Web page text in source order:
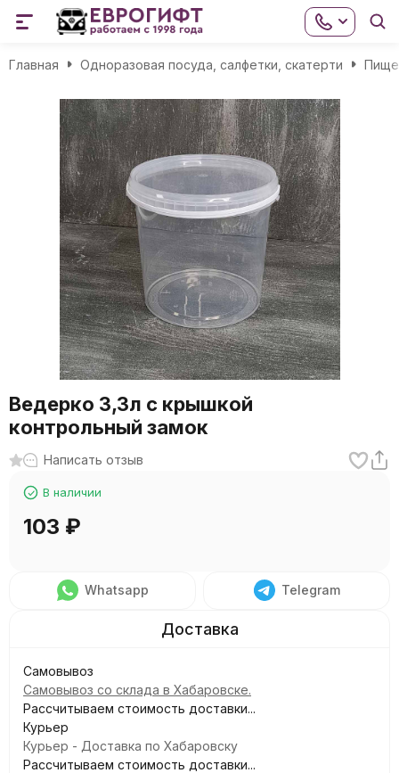
Главная Одноразовая посуда, салфетки, скатерти
Ведерко 3,3л с крышкой
контрольный замок
Написать отзыв
В наличии
103 ₽
Whatsapp Telegram
Самовывоз
Самовывоз со склада в Хабаровске.
Рассчитываем стоимость доставки...
Курьер
Курьер - Доставка по Хабаровску
Рассчитываем стоимость доставки...